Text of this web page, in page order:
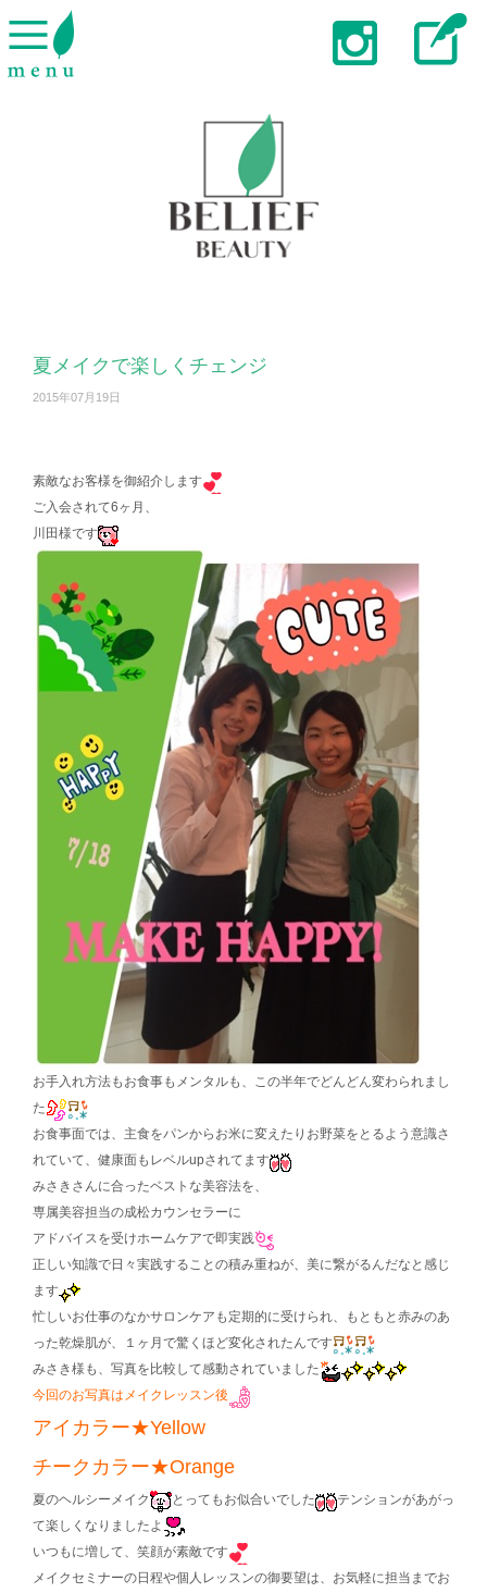
夏メイクで楽しくチェンジ
2015年07月19日
素敵なお客様を御紹介します
ご入会されて6ヶ月、
川田様です
お手入れ方法もお食事もメンタルも、この半年でどんどん変わられまし
た
お食事面では、主食をパンからお米に変えたりお野菜をとるよう意識さ
れていて、健康面もレベルupされてます
みさきさんに合ったベストな美容法を、
専属美容担当の成松カウンセラーに
アドバイスを受けホームケアで即実践
正しい知識で日々実践することの積み重ねが、美に繋がるんだなと感じ
ます
忙しいお仕事のなかサロンケアも定期的に受けられ、もともと赤みのあ
った乾燥肌が、１ヶ月で驚くほど変化されたんです
みさき様も、写真を比較して感動されていました
今回のお写真はメイクレッスン後
アイカラー★Yellow
チークカラー★Orange
夏のヘルシーメイク とってもお似合いでした
テンションがあがっ
て楽しくなりましたよ
いつもに増して、笑顔が素敵です
メイクセミナーの日程や個人レッスンの御要望は、お気軽に担当までお